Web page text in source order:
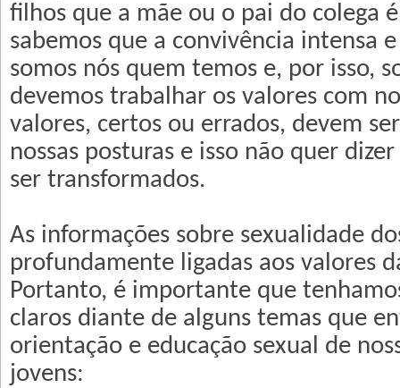
filhos que a mãe ou o pai do colega
sabemos que a convivência intensa
somos nós quem temos e, por isso,
devemos trabalhar os valores com
valores, certos ou errados, devem
nossas posturas e isso não quer
ser transformados.
As informações sobre sexualidade
profundamente ligadas aos valores
Portanto, é importante que
claros diante de alguns temas que
orientação e educação sexual de
jovens: